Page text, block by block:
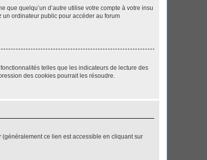
que quelqu’un d’autre utilise votre compte à votre insu
un ordinateur public pour accéder au forum
telles que les indicateurs de lecture des
des cookies pourrait les résoudre.
(généralement ce lien est accessible en cliquant sur